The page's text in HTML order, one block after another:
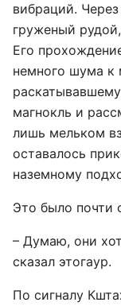
вибраций.
груженый
Его
немного шума к
магнокль и
лишь мельком
оставалось
наземному
Это было почти
– Думаю, они
сказал этогаур.
По сигналу